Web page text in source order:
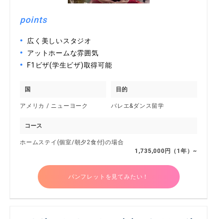
points
広く美しいスタジオ
アットホームな雰囲気
F1ビザ(学生ビザ)取得可能
国
アメリカ / ニューヨーク
目的
バレエ&ダンス留学
コース
ホームステイ(個室/朝夕2食付)の場合
1,735,000円（1年）~
パンフレットを見てみたい！